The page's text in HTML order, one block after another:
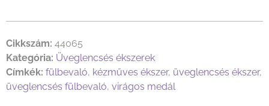
Cikkszám: 44065
Kategória: Üveglencsés ékszerek
Címkék: fülbevaló, kézműves ékszer, üveglencsés ékszer,
üveglencsés fülbevaló, virágos medál